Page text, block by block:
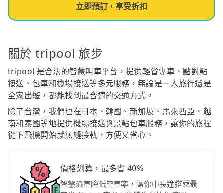
立即預訂，享受折扣
關於 tripool 旅步
tripool 是合法的智慧叫車平台，提供輕省專車、點對點
接送、包車和機場接送等多元服務，無論是一人旅行還是
全家出遊，都能找到最合適的交通方式。
除了台灣，我們也在日本、韓國、新加坡、馬來西亞、越
南和泰國等地提供機場接送與景點包車服務，讓你的旅程
從下飛機開始就無縫接軌，方便又省心。
價格划算，最多省 40%
智慧派車降低空車率，讓你中長途搭乘最